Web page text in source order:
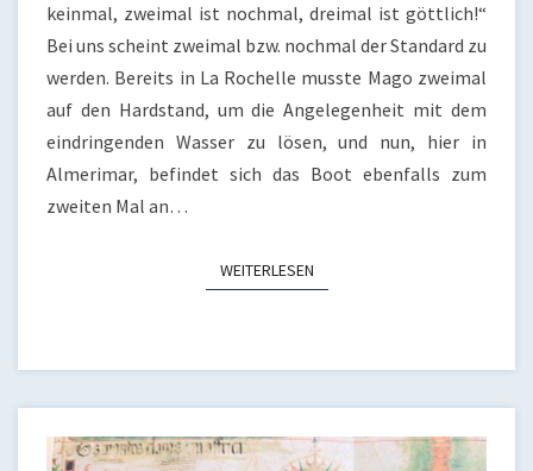
keinmal, zweimal ist nochmal, dreimal ist göttlich!“
Bei uns scheint zweimal bzw. nochmal der Standard zu
werden. Bereits in La Rochelle musste Mago zweimal
auf den Hardstand, um die Angelegenheit mit dem
eindringenden Wasser zu lösen, und nun, hier in
Almerimar, befindet sich das Boot ebenfalls zum
zweiten Mal an…
WEITERLESENWEITERLESEN